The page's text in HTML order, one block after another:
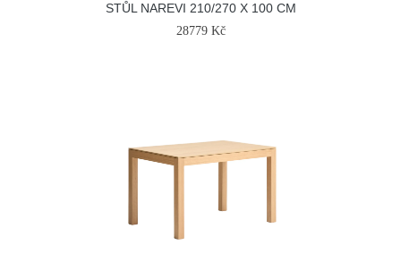
STŮL NAREVI 210/270 X 100 CM
28779 Kč